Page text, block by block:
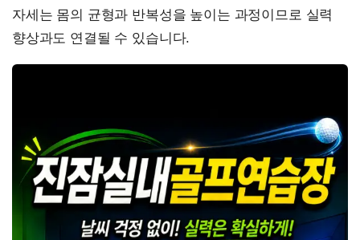
자세는 몸의 균형과 반복성을 높이는 과정이므로 실력
향상과도 연결될 수 있습니다.